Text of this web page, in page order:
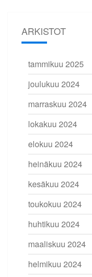
ARKISTOT
tammikuu 2025
joulukuu 2024
marraskuu 2024
lokakuu 2024
elokuu 2024
heinäkuu 2024
kesäkuu 2024
toukokuu 2024
huhtikuu 2024
maaliskuu 2024
helmikuu 2024